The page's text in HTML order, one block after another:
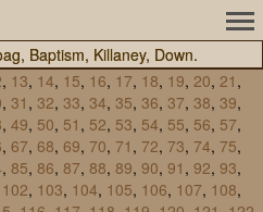
Baptism, Killaney, Down.
, 13, 14, 15, 16, 17, 18, 19, 20, 21 ,
, 31 , 32, 33, 34, 35, 36, 37, 38, 39,
, 49, 50, 51 , 52, 53, 54, 55, 56, 57,
, 67, 68, 69, 70, 71 , 72, 73, 74, 75,
, 85, 86, 87, 88, 89, 90, 91 , 92, 93,
102, 103, 104, 105, 106, 107, 108,